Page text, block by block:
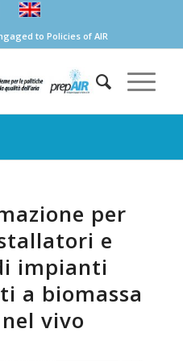
to Policies of AIR
per
e
impianti
a biomassa
vivo